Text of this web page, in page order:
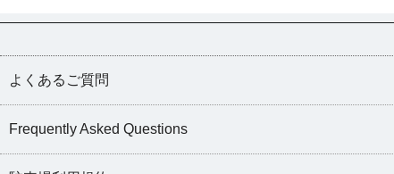
よくあるご質問
Frequently Asked Questions